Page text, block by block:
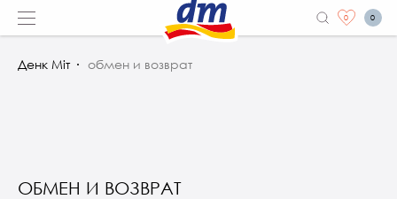
0 0
Денк Міт обмен и возврат
ОБМЕН И ВОЗВРАТ